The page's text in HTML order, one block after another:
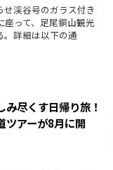
渓谷号のガラス付き
って、足尾銅山観光
。詳細は以下の通
み尽くす日帰り旅！
ツアーが8月に開